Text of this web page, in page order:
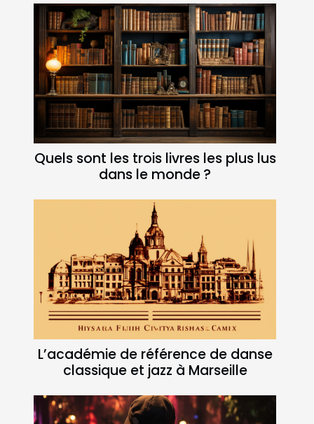
Quels sont les trois livres les plus lus
dans le monde ?
L’académie de référence de danse
classique et jazz à Marseille